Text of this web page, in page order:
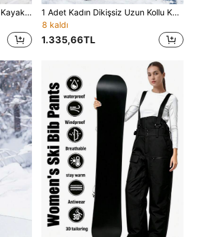
1 Adet Kalınlaştırılmış Harem Kayak Pantolonu, Unisex Bol Geniş Paça Kesim, Ayarlanabilir Kordonlu Bel ve Fermuarlı Depolama Cepleri, Pantolon Gövdesinde Güçlendirilmiş Dikişler, Çiftler İçin Uyumlu Kombin, Snowboard ve Günlük Spor Stili İçin Uygun, Unisex Fonksiyonel Outdoor Kar Pantolonu
1 Adet Kadın Dikişsiz Uzun Kollu Kayak Tulumu, Yoga Tulumu, Dar Fitness Antrenman Spor Kıyafeti, Esnek Şekillendirici Giysi, İç ve Dış Mekan Kullanımına Uygun, Koşu, Yürüyüş, Dış Mekan Sporları, Kışlık Dış Mekan Kayak Ekipmanı, Fonksiyonel Kayak Tulumu, Kar Ekipmanı
8 kaldı
1.335,66TL